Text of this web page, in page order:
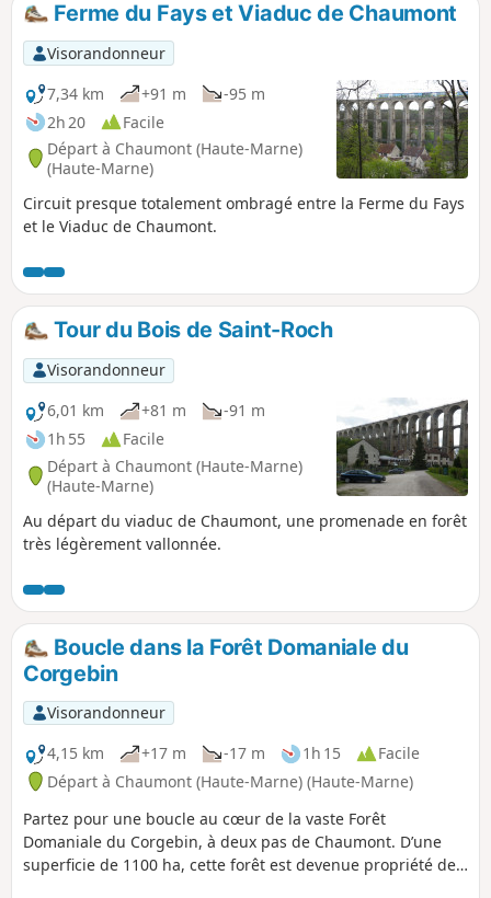
p
Ferme du Fays et Viaduc de Chaumont
Visorandonneur
7,34 km
+91 m
-95 m
2h 20
Facile
Départ à Chaumont (Haute-Marne)
(Haute-Marne)
Circuit presque totalement ombragé entre la Ferme du Fays
et le Viaduc de Chaumont.
Tour du Bois de Saint-Roch
Visorandonneur
6,01 km
+81 m
-91 m
1h 55
Facile
Départ à Chaumont (Haute-Marne)
(Haute-Marne)
Au départ du viaduc de Chaumont, une promenade en forêt
très légèrement vallonnée.
Boucle dans la Forêt Domaniale du
Corgebin
Visorandonneur
4,15 km
+17 m -17 m 1h 15
Facile
Départ à Chaumont (Haute-Marne) (Haute-Marne)
Partez pour une boucle au cœur de la vaste Forêt
Domaniale du Corgebin, à deux pas de Chaumont. D’une
superficie de 1100 ha, cette forêt est devenue propriété de